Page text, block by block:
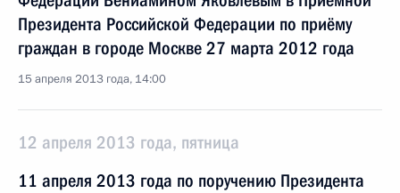
Президента Российской Федерации по приёму
граждан в городе Москве 27 марта 2012 года
15 апреля 2013 года, 14:00
12 апреля 2013 года, пятница
11 апреля 2013 года по поручению Президента